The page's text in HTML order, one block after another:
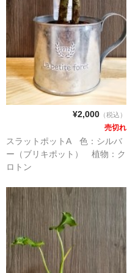
プライバシー保護
¥2,000（税込）
売切れ
スラットポットA 色：シルバ
ー（ブリキポット） 植物：ク
ロトン